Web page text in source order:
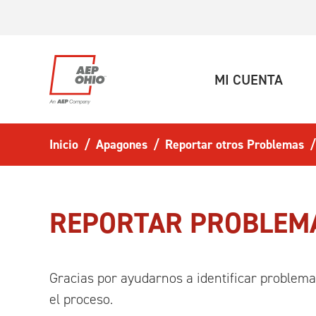
MI CUENTA
Inicio Apagones Reportar otros Problemas
REPORTAR
Gracias por ayudarnos a identificar
el proceso.